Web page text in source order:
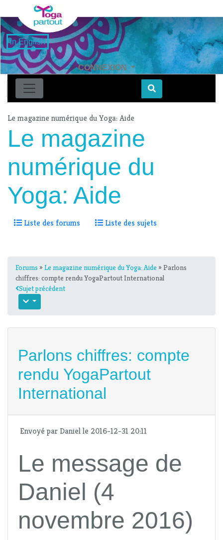
in English
CONNEXION
Find
Le magazine numérique du Yoga: Aide
Le magazine
numérique du
Yoga: Aide
Liste des forums Liste des sujets
Forums »Le magazine numérique du Yoga: Aide » Parlons
chiffres: compte rendu YogaPartout International
Sujet précédent
Parlons chiffres: compte
rendu YogaPartout
International
Envoyé par Danielle 2016-12-31 20:11
Le message de
Daniel (4
novembre 2016)